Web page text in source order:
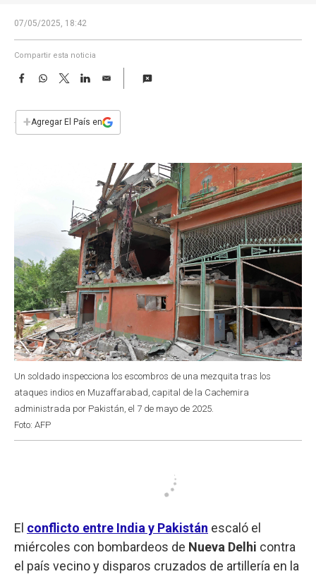
07/05/2025, 18:42
Compartir esta noticia
F
e
b
W
s
T
w
t
L
E
i
l
+Agregar El País en
Un soldado inspecciona los escombros de una mezquita tras los
ataques indios en Muzaffarabad, capital de la Cachemira
administrada por Pakistán, el 7 de mayo de 2025.
Foto: AFP
El conflicto entre India y Pakistán escaló el
miércoles con bombardeos de Nueva Delhi contra
el país vecino y disparos cruzados de artillería en la